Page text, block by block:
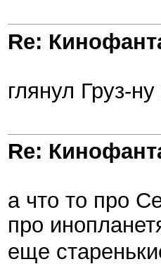
Re:
глянул Груз-
Re:
а что то про
про
еще